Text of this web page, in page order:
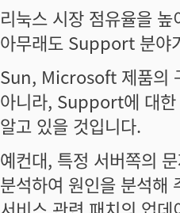
리눅스 시장 점유율을
아무래도 Support 분야
Sun, Microsoft 제품의
아니라, Support에 대한
알고 있을 것입니다.
예컨대, 특정 서버쪽의
분석하여 원인을 분석해